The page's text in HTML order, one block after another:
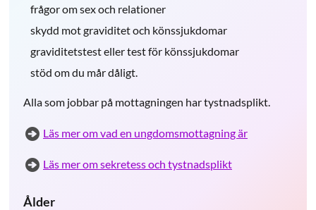
frågor om sex och relationer
skydd mot graviditet och könssjukdomar
graviditetstest eller test för könssjukdomar
stöd om du mår dåligt.
Alla som jobbar på mottagningen har tystnadsplikt.
Läs mer om vad en ungdomsmottagning är
Läs mer om sekretess och tystnadsplikt
Ålder